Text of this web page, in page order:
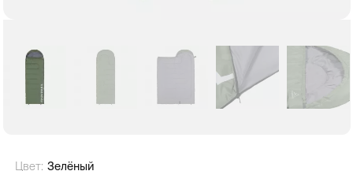
Цвет: Зелёный